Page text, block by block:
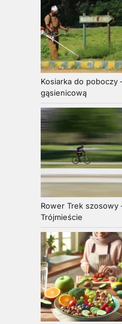
Kosiarka do
gąsienicową
Rower Trek
Trójmieście